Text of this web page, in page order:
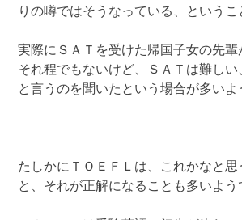
りの噂ではそうなっている、というこ
実際にＳＡＴを受けた帰国子女の先輩
それ程でもないけど、ＳＡＴは難しい
と言うのを聞いたという場合が多いよ
たしかにＴＯＥＦＬは、これかなと思
と、それが正解になることも多いよう